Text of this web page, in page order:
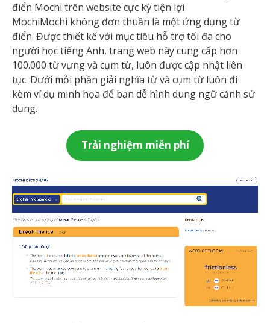
điển Mochi trên website cực kỳ tiện lợi
MochiMochi không đơn thuần là một ứng dụng từ
điển. Được thiết kế với mục tiêu hỗ trợ tối đa cho
người học tiếng Anh, trang web này cung cấp hơn
100.000 từ vựng và cụm từ, luôn được cập nhật liên
tục. Dưới mỗi phần giải nghĩa từ và cụm từ luôn đi
kèm ví dụ minh họa để bạn dễ hình dung ngữ cảnh sử
dụng.
Trải nghiệm miễn phí